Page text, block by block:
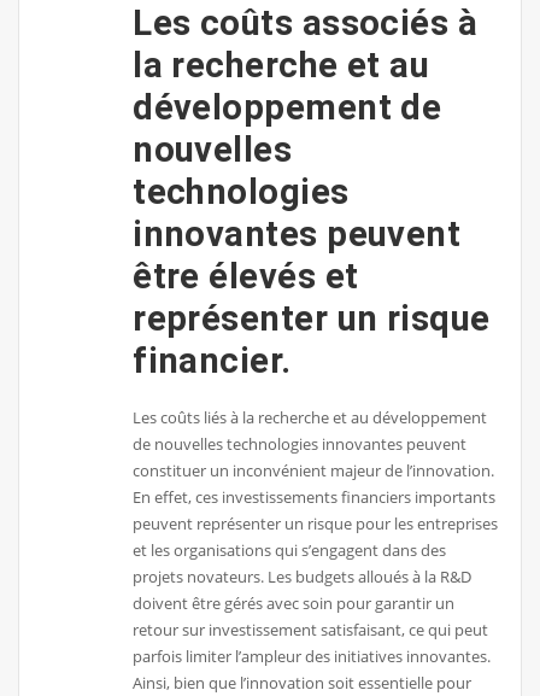
Les coûts associés à
la recherche et au
développement de
nouvelles
technologies
innovantes peuvent
être élevés et
représenter un risque
financier.
Les coûts liés à la recherche et au développement
de nouvelles technologies innovantes peuvent
constituer un inconvénient majeur de l’innovation.
En effet, ces investissements financiers importants
peuvent représenter un risque pour les entreprises
et les organisations qui s’engagent dans des
projets novateurs. Les budgets alloués à la R&D
doivent être gérés avec soin pour garantir un
retour sur investissement satisfaisant, ce qui peut
parfois limiter l’ampleur des initiatives innovantes.
Ainsi, bien que l’innovation soit essentielle pour